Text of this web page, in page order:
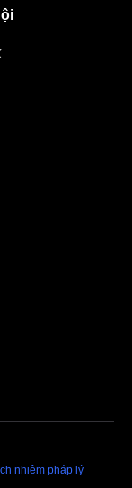
nhiệm pháp lý